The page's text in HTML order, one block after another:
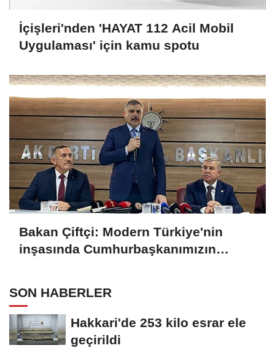
İçişleri'nden 'HAYAT 112 Acil Mobil
Uygulaması' için kamu spotu
Bakan Çiftçi: Modern Türkiye'nin
inşasında Cumhurbaşkanımızın
SON HABERLER
Hakkari'de 253 kilo esrar ele
geçirildi